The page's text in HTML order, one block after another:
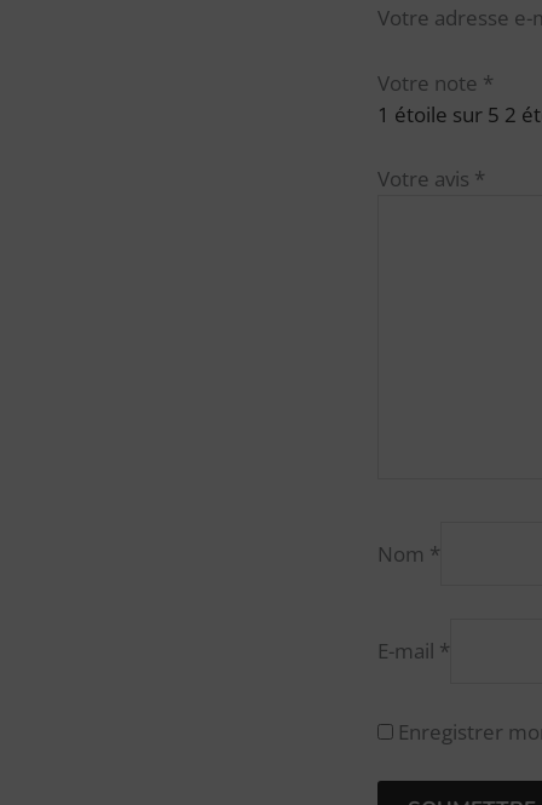
Votre adresse e-
Votre note *
1 étoile sur 5 2
Votre avis *
Nom *
E-mail *
Enregistrer